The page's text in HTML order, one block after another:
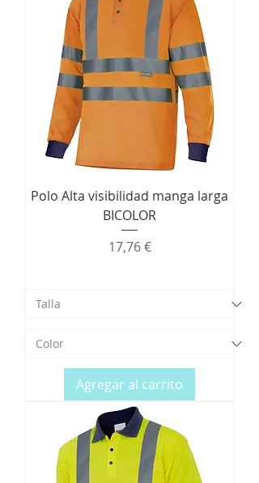
Polo Alta visibilidad manga larga
BICOLOR
Precio
17,76 €
Agregar al carrito